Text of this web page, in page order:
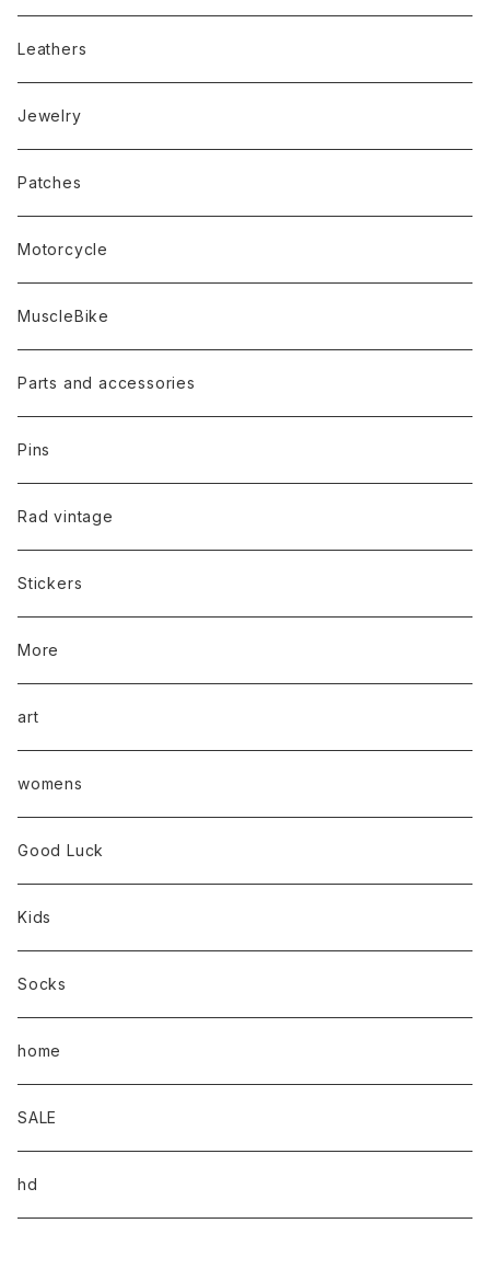
Leathers
Jewelry
Patches
Motorcycle
MuscleBike
Parts and accessories
Pins
Rad vintage
Stickers
More
art
womens
Good Luck
Kids
Socks
home
SALE
hd